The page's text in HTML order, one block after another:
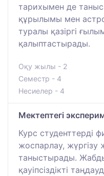
тарихымен де
құрылымы мен
туралы қазіргі
қалыптастырады.
Оқу жылы - 2
Семестр - 4
Несиелер - 4
Мектептегі
Курс студенттерді
жоспарлау, жүргізу
таныстырады.
қауіпсіздікті